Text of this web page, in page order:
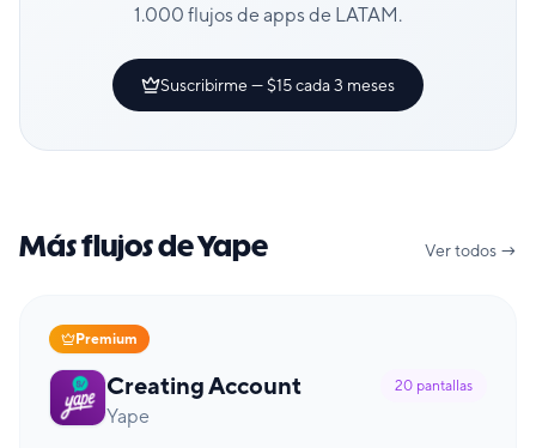
1.000 flujos de apps de LATAM.
Suscribirme — $15 cada 3 meses
Más flujos de Yape Ver todos →
Premium
Creating Account
Yape
20 pantallas